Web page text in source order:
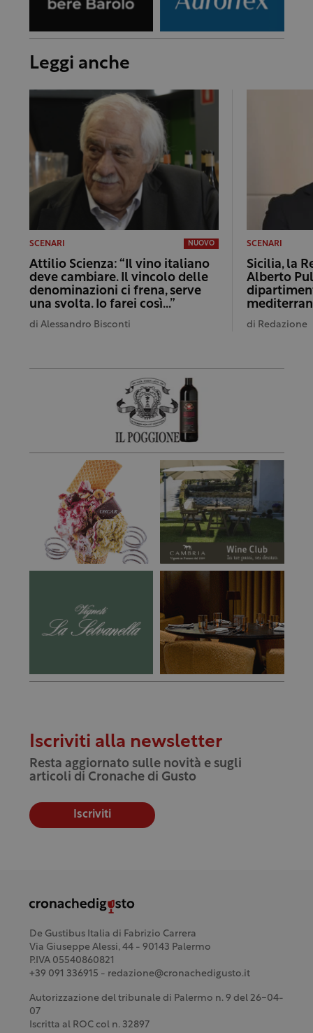
Leggi anche
SCENARI NUOVO
Attilio Scienza: “Il vino italiano
deve cambiare. Il vincolo delle
denominazioni ci frena, serve
una svolta. Io farei così…”
di Alessandro Bisconti
SCENARI
Sicilia, la
Alberto
di Redazione
Iscriviti alla newsletter
Resta aggiornato sulle novità e sugli
articoli di Cronache di Gusto
Iscriviti
De Gustibus Italia di Fabrizio Carrera
Via Giuseppe Alessi, 44 - 90143 Palermo
P.IVA 05540860821
+39 091 336915 - redazione@cronachedigusto.it
Autorizzazione del tribunale di Palermo n. 9 del 26-04-
07
Iscritta al ROC col n. 32897